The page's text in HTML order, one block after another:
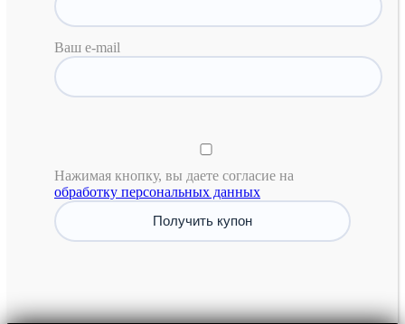
Ваш e-mail
Нажимая кнопку, вы даете согласие на
обработку персональных данных